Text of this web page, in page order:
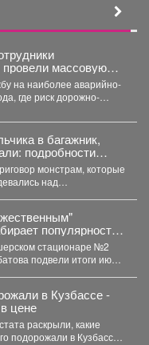
провели массовую
на наиболее аварийно-
где риск дорожно-
в багажник,
подробности
Кузбассамонстрам, которые
над
популярность
за месяц
стационаре №2
подвели итоги июля.
в Кузбассе -
цене
раскрыли, какие
подорожали в Кузбассе